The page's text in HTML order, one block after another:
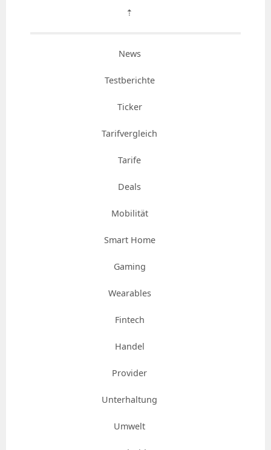
⇡
News
Testberichte
Ticker
Tarifvergleich
Tarife
Deals
Mobilität
Smart Home
Gaming
Wearables
Fintech
Handel
Provider
Unterhaltung
Umwelt